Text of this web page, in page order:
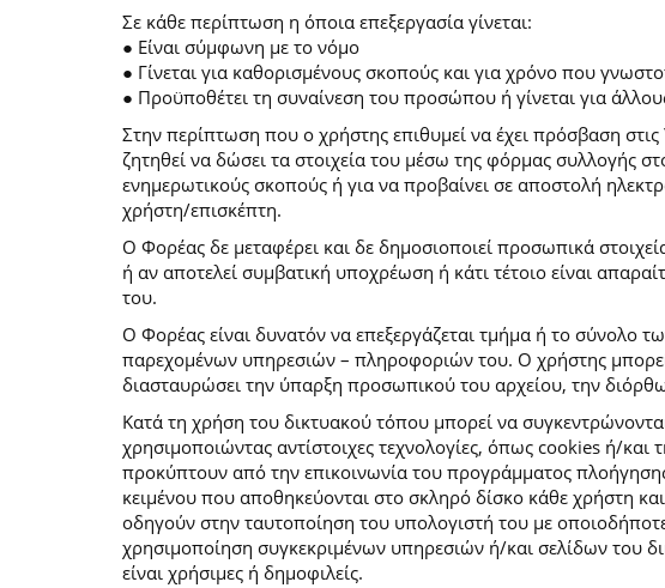
Σε κάθε περίπτωση η όποια επεξεργασία γίνεται:
● Είναι σύμφωνη με το νόμο
● Γίνεται για καθορισμένους σκοπούς και για χρόνο που
● Προϋποθέτει τη συναίνεση του προσώπου ή γίνεται για
Στην περίπτωση που ο χρήστης επιθυμεί να έχει πρόσβαση
ζητηθεί να δώσει τα στοιχεία του μέσω της φόρμας συλλογής
ενημερωτικούς σκοπούς ή για να προβαίνει σε αποστολή
χρήστη/επισκέπτη.
Ο Φορέας δε μεταφέρει και δε δημοσιοποιεί προσωπικά
ή αν αποτελεί συμβατική υποχρέωση ή κάτι τέτοιο είναι
του.
Ο Φορέας είναι δυνατόν να επεξεργάζεται τμήμα ή το σύνολο
παρεχομένων υπηρεσιών – πληροφοριών του. Ο χρήστης
διασταυρώσει την ύπαρξη προσωπικού του αρχείου, την
Κατά τη χρήση του δικτυακού τόπου μπορεί να
χρησιμοποιώντας αντίστοιχες τεχνολογίες, όπως cookies ή/
προκύπτουν από την επικοινωνία του προγράμματος
κειμένου που αποθηκεύονται στο σκληρό δίσκο κάθε χρήστη
οδηγούν στην ταυτοποίηση του υπολογιστή του με
χρησιμοποίηση συγκεκριμένων υπηρεσιών ή/και σελίδων του
είναι χρήσιμες ή δημοφιλείς.